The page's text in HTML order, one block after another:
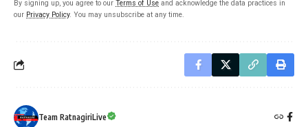
By signing up, you agree to our Terms of Use and acknowledge the data practices in
our Privacy Policy. You may unsubscribe at any time.
Team RatnagiriLive